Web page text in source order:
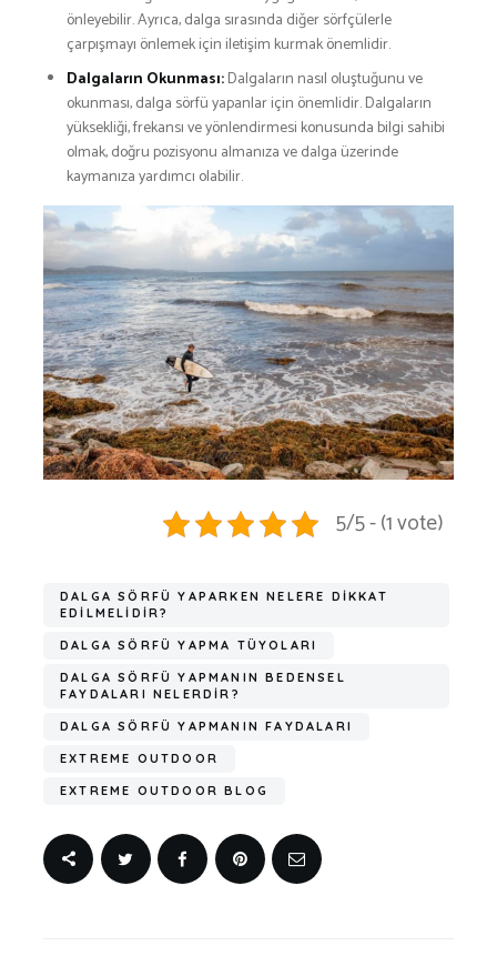
önleyebilir. Ayrıca, dalga sırasında diğer sörfçülerle
çarpışmayı önlemek için iletişim kurmak önemlidir.
Dalgaların Okunması:Dalgaların nasıl oluştuğunu ve
okunması, dalga sörfü yapanlar için önemlidir. Dalgaların
yüksekliği, frekansı ve yönlendirmesi konusunda bilgi sahibi
olmak, doğru pozisyonu almanıza ve dalga üzerinde
kaymanıza yardımcı olabilir.
5/5 - (1 vote)
DALGA SÖRFÜ YAPARKEN NELERE DIKKAT
EDILMELIDIR?
DALGA SÖRFÜ YAPMA TÜYOLARI
DALGA SÖRFÜ YAPMANIN BEDENSEL
FAYDALARI NELERDIR?
DALGA SÖRFÜ YAPMANIN FAYDALARI
EXTREME OUTDOOR
EXTREME OUTDOOR BLOG